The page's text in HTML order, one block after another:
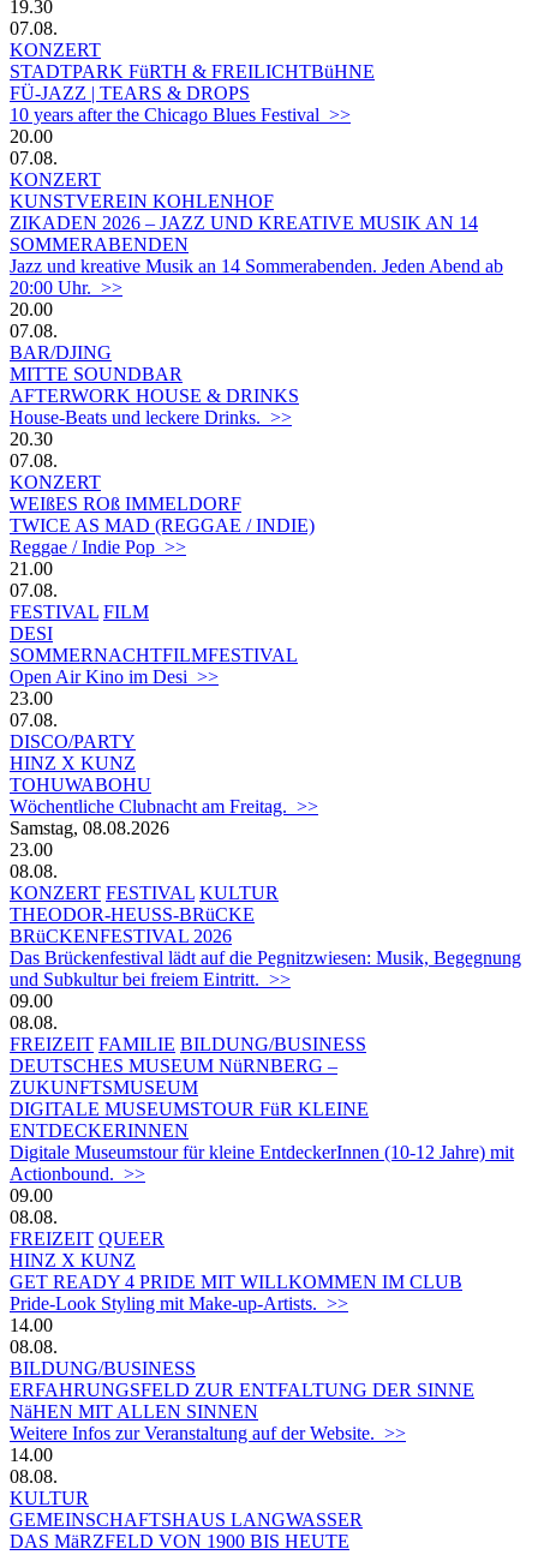
19.30
07.08.
KONZERT
STADTPARK FüRTH & FREILICHTBüHNE
FÜ-JAZZ | TEARS & DROPS
10 years after the Chicago Blues Festival >>
20.00
07.08.
KONZERT
KUNSTVEREIN KOHLENHOF
ZIKADEN 2026 – JAZZ UND KREATIVE MUSIK AN 14
SOMMERABENDEN
Jazz und kreative Musik an 14 Sommerabenden. Jeden Abend ab
20:00 Uhr. >>
20.00
07.08.
BAR/DJING
MITTE SOUNDBAR
AFTERWORK HOUSE & DRINKS
House-Beats und leckere Drinks. >>
20.30
07.08.
KONZERT
WEIßES ROß IMMELDORF
TWICE AS MAD (REGGAE / INDIE)
Reggae / Indie Pop >>
21.00
07.08.
FESTIVAL FILM
DESI
SOMMERNACHTFILMFESTIVAL
Open Air Kino im Desi >>
23.00
07.08.
DISCO/PARTY
HINZ X KUNZ
TOHUWABOHU
Wöchentliche Clubnacht am Freitag. >>
Samstag, 08.08.2026
23.00
08.08.
KONZERT FESTIVAL KULTUR
THEODOR-HEUSS-BRüCKE
BRüCKENFESTIVAL 2026
Das Brückenfestival lädt auf die Pegnitzwiesen: Musik, Begegnung
und Subkultur bei freiem Eintritt. >>
09.00
08.08.
FREIZEIT FAMILIE BILDUNG/BUSINESS
DEUTSCHES MUSEUM NüRNBERG –
ZUKUNFTSMUSEUM
DIGITALE MUSEUMSTOUR FüR KLEINE
ENTDECKERINNEN
Digitale Museumstour für kleine EntdeckerInnen (10-12 Jahre) mit
Actionbound. >>
09.00
08.08.
FREIZEIT QUEER
HINZ X KUNZ
GET READY 4 PRIDE MIT WILLKOMMEN IM CLUB
Pride-Look Styling mit Make-up-Artists. >>
14.00
08.08.
BILDUNG/BUSINESS
ERFAHRUNGSFELD ZUR ENTFALTUNG DER SINNE
NäHEN MIT ALLEN SINNEN
Weitere Infos zur Veranstaltung auf der Website. >>
14.00
08.08.
KULTUR
GEMEINSCHAFTSHAUS LANGWASSER
DAS MäRZFELD VON 1900 BIS HEUTE